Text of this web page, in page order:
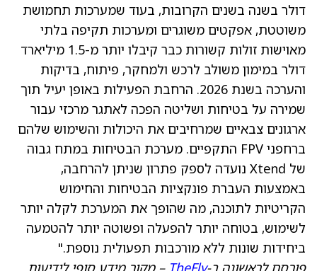
דולר בשנה בשנים הקרובות, בעוד שמערכות תחמושת
משוטטת, אפקטים משוגרים ומערכות תקיפה בלתי
מאוישות זולות קשורות כבר קיבלו יותר מ-1.5 מיליארד
דולר במימון משולב לרכש ולמחקר, פיתוח, בדיקות
והערכה בשנת 2026. הרחבת הפעילות באופן יעיל תוך
שמירה על בטיחות ושליטה הפכה לאתגר מרכזי עבור
ארגונים צבאיים שמרחיבים את היכולות והשימוש שלהם
ברחפני FPV התקפיים. מערכת הבטיחות במתח גבוה
של Xtend נועדה לספק פתרון שניתן להרחבה,
באמצעות העברת פונקציות הבטיחות והחימוש
הקריטיות לתוכנה, מה שהופך את המערכת לקלה יותר
לשימוש, בטוחה יותר להפעלה ופשוטה יותר להטמעה
ביחידות שונות ללא מורכבות תפעולית נוספת."
פורסם לראשונה ב-TheFly – מקור מידע סופי לידיעות